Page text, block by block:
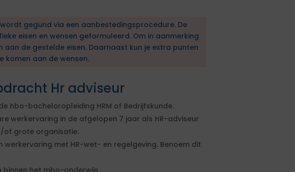
gegund via een aanbestedingsprocedure. De
eisen en wensen geformuleerd. Om in aanmerking
aan de gestelde eisen. Daarnaast kun je extra punten
komen aan de wensen.
Hr adviseur
hbo-bacheloropleiding HRM of Bedrijfskunde.
werkervaring in de afgelopen 7 jaar als HR-adviseur
of grote organisatie.
werkervaring met HR-wet- en regelgeving. Benoem dit